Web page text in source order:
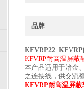
品牌
KFVRP22
KFVRP耐高温屏蔽
本产品适用于冶金
之连接线，供交流
KFVRP耐高温屏